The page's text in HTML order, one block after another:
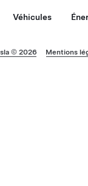
Véhicules
© 2026 Mentions